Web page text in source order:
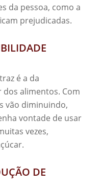
da pessoa, como a
prejudicadas.
é a da
alimentos. Com
vão diminuindo,
vontade de usar
vezes,
DE